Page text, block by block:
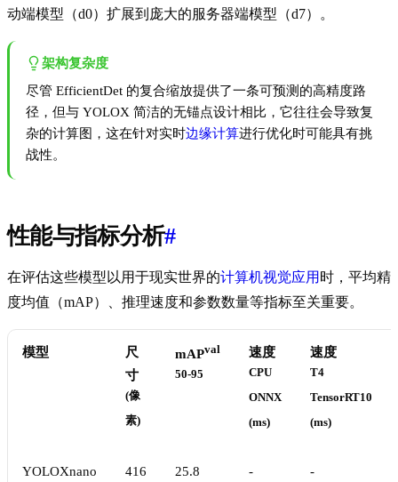
动端模型（d0）扩展到庞大的服务器端模型（d7）。
架构复杂度
尽管 EfficientDet 的复合缩放提供了一条可预测的高精度路
径，但与 YOLOX 简洁的无锚点设计相比，它往往会导致复
杂的计算图，这在针对实时边缘计算进行优化时可能具有挑
战性。
性能与指标分析#
在评估这些模型以用于现实世界的计算机视觉应用 时，平均精
度均值（mAP）、推理速度和参数数量等指标至关重要。
模型
尺
寸
(像
素)
mAPval
50-95
速度
CPU
ONNX
(ms)
速度
T4
TensorRT10
(ms)
YOLOXnano 416 25.8 - -